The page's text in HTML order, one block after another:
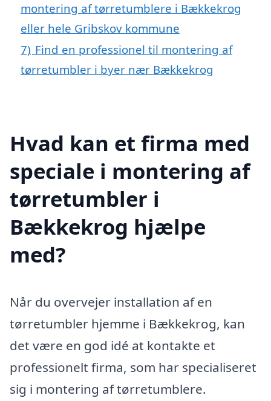
montering af tørretumblere i Bækkekrog
eller hele Gribskov kommune
7) Find en professionel til montering af
tørretumbler i byer nær Bækkekrog
Hvad kan et firma med
speciale i montering af
tørretumbler i
Bækkekrog hjælpe
med?
Når du overvejer installation af en
tørretumbler hjemme i Bækkekrog, kan
det være en god idé at kontakte et
professionelt firma, som har specialiseret
sig i montering af tørretumblere.